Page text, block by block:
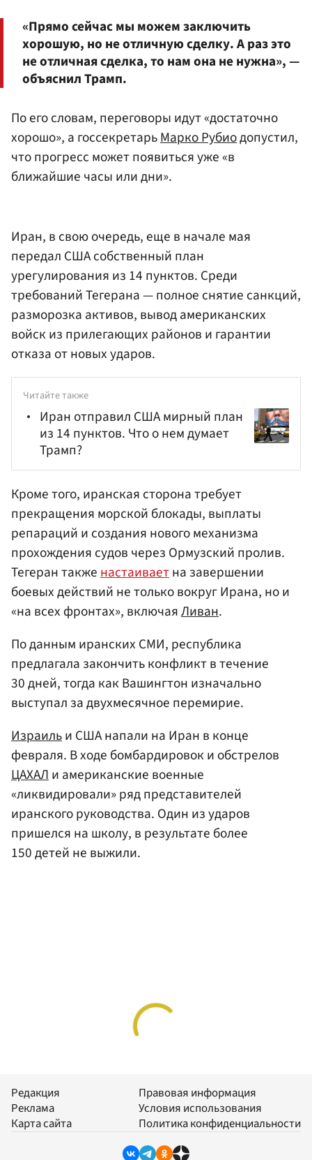
«Прямо сейчас мы можем заключить
хорошую, но не отличную сделку. А раз это
не отличная сделка, то нам она не нужна», —
объяснил Трамп.
По его словам, переговоры идут «достаточно
хорошо», а госсекретарьМарко Рубиодопустил,
что прогресс может появиться уже «в
ближайшие часы или дни».
Иран, в свою очередь, еще в начале мая
передал США собственный план
урегулирования из 14 пунктов. Среди
требований Тегерана — полное снятие санкций,
разморозка активов, вывод американских
войск из прилегающих районов и гарантии
отказа от новых ударов.
Читайте также
Иран отправил США мирный план
из 14 пунктов. Что о нем думает
Трамп?
Кроме того, иранская сторона требует
прекращения морской блокады, выплаты
репараций и создания нового механизма
прохождения судов через Ормузский пролив.
Тегеран также настаиваетна завершении
боевых действий не только вокруг Ирана, но и
«на всех фронтах», включаяЛиван.
По данным иранских СМИ, республика
предлагала закончить конфликт в течение
30 дней, тогда как Вашингтон изначально
выступал за двухмесячное перемирие.
Израильи США напали на Иран в конце
февраля. В ходе бомбардировок и обстрелов
ЦАХАЛи американские военные
«ликвидировали» ряд представителей
иранского руководства. Один из ударов
пришелся на школу, в результате более
150 детей не выжили.
Редакция
Реклама
Карта сайта
Правовая информация
Условия использования
Политика конфиденциальности